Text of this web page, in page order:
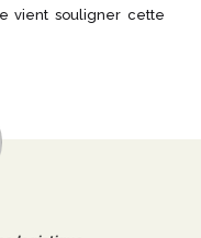
vient souligner cette